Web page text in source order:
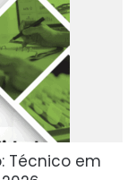
Técnico em